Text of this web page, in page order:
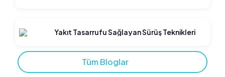
Yakıt Tasarrufu Sağlayan Sürüş Teknikleri
Tüm Bloglar